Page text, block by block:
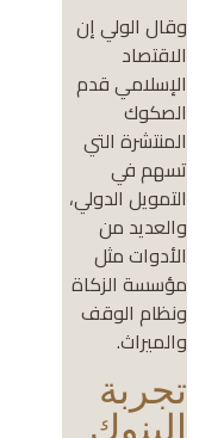
وقال الولي إن
الاقتصاد
الإسلامي قدم
الصكوك
المنتشرة التي
تسهم في
التمويل الدولي،
والعديد من
الأدوات مثل
مؤسسة الزكاة
ونظام الوقف
والميراث.
تجربة